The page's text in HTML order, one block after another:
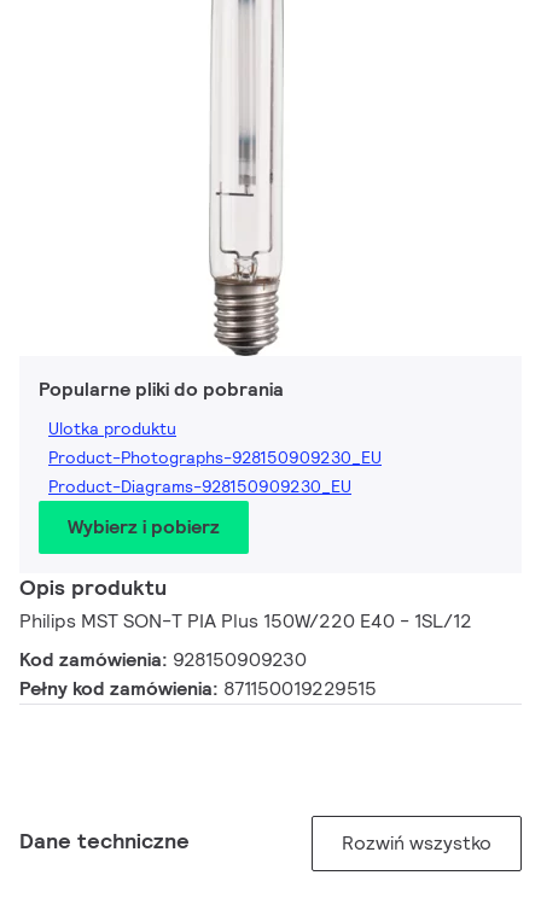
Popularne pliki do pobrania
Ulotka produktu
Product-Photographs-928150909230_EU
Product-Diagrams-928150909230_EU
Wybierz i pobierz
Opis produktu
Philips MST SON-T PIA Plus 150W/220 E40 - 1SL/12
Kod zamówienia: 928150909230
Pełny kod zamówienia: 871150019229515
Dane techniczne Rozwiń wszystko